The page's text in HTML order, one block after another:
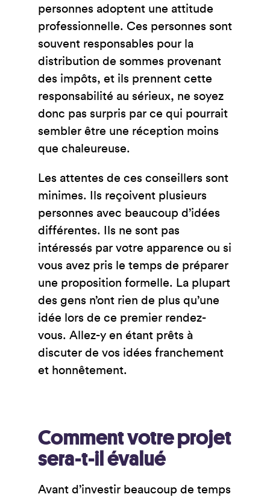
personnes adoptent une attitude
professionnelle. Ces personnes sont
souvent responsables pour la
distribution de sommes provenant
des impôts, et ils prennent cette
responsabilité au sérieux, ne soyez
donc pas surpris par ce qui pourrait
sembler être une réception moins
que chaleureuse.
Les attentes de ces conseillers sont
minimes. Ils reçoivent plusieurs
personnes avec beaucoup d’idées
différentes. Ils ne sont pas
intéressés par votre apparence ou si
vous avez pris le temps de préparer
une proposition formelle. La plupart
des gens n’ont rien de plus qu’une
idée lors de ce premier rendez-
vous. Allez-y en étant prêts à
discuter de vos idées franchement
et honnêtement.
Comment votre projet
sera-t-il évalué
Avant d’investir beaucoup de temps